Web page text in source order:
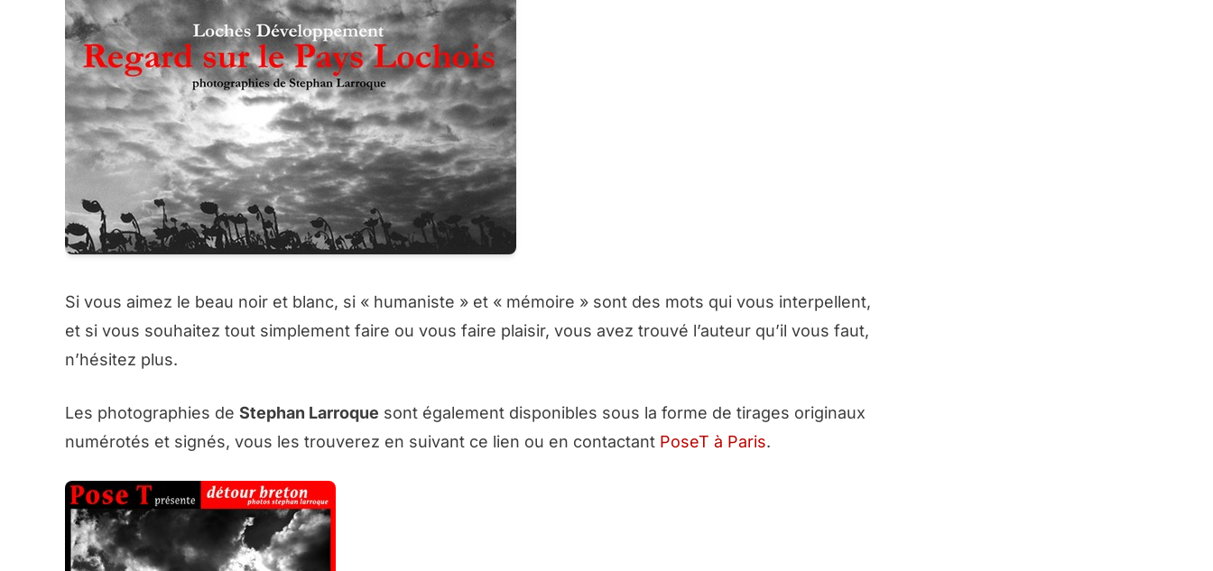
Si vous aimez le beau noir et blanc, si « humaniste » et « mémoire » sont des mots qui vous interpellent,
et si vous souhaitez tout simplement faire ou vous faire plaisir, vous avez trouvé l’auteur qu’il vous faut,
n’hésitez plus.
Les photographies de Stephan Larroque sont également disponibles sous la forme de tirages originaux
numérotés et signés, vous les trouverez en suivant ce lien ou en contactant PoseT à Paris.